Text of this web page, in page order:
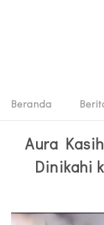
Beranda
Aura
Dinikahi